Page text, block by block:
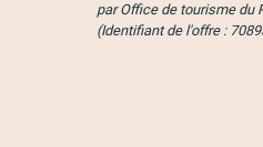
par Office de tourisme du
(Identifiant de l'offre :